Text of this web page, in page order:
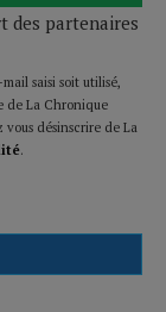
des partenaires
saisi soit utilisé,
de La Chronique
désinscrire de La
.